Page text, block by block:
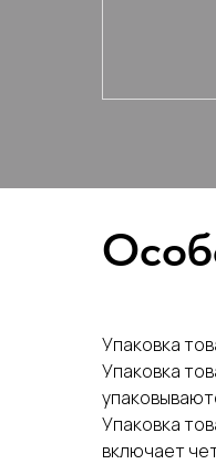
Упаковка
Упаковка
Упаковка
включает